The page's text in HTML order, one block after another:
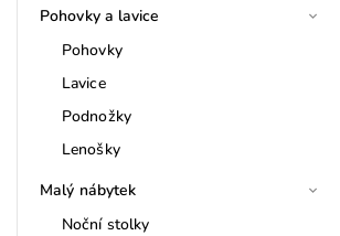
Pohovky a lavice
Pohovky
Lavice
Podnožky
Lenošky
Malý nábytek
Noční stolky